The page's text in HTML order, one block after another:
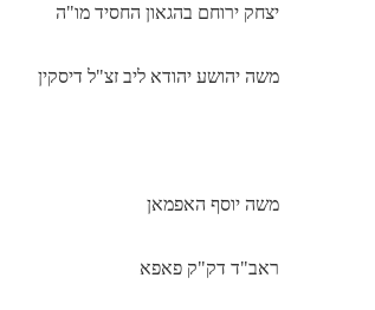
יצחק ירוחם בהגאון החסיד
משה יהושע יהודא ליב זצ"ל
בעיה"ק
משה יוסף האפמאן
ראב"ד דק"ק פאפא משה